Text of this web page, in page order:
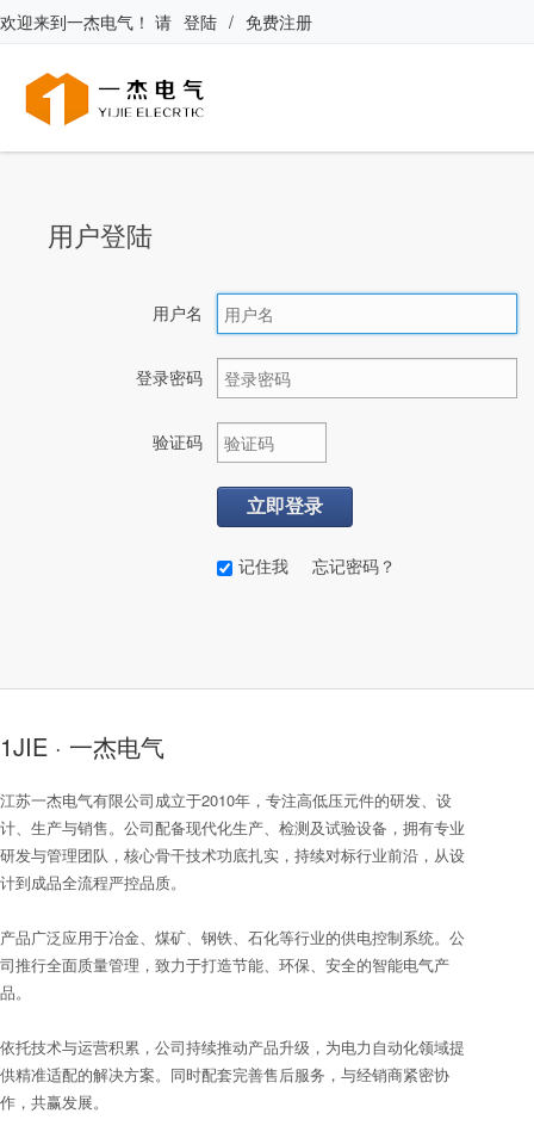
欢迎来到一杰电气 ！ 请 登陆 / 免费注册
用户登陆
用户名
登录密码
验证码
立即登录
记住我 忘记密码？
1JIE · 一杰电气
江苏一杰电气有限公司成立于2010年，专注高低压元件的研发、设
计、生产与销售。公司配备现代化生产、检测及试验设备，拥有专业
研发与管理团队，核心骨干技术功底扎实，持续对标行业前沿，从设
计到成品全流程严控品质。
产品广泛应用于冶金、煤矿、钢铁、石化等行业的供电控制系统。公
司推行全面质量管理，致力于打造节能、环保、安全的智能电气产
品。
依托技术与运营积累，公司持续推动产品升级，为电力自动化领域提
供精准适配的解决方案。同时配套完善售后服务，与经销商紧密协
作，共赢发展。